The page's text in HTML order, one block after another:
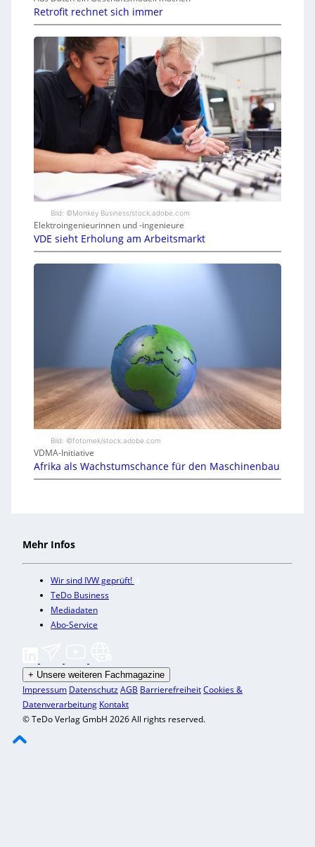
Retrofit rechnet sich immer
Bild: ©Monkey Business/stock.adobe.com
Elektroingenieurinnen und -ingenieure
VDE sieht Erholung am Arbeitsmarkt
Bild: ©fotomek/stock.adobe.com
VDMA-Initiative
Afrika als Wachstumschance für den Maschinenbau
Mehr Infos
Wir sind IVW geprüft!
TeDo Business
Mediadaten
Abo-Service
+ Unsere weiteren Fachmagazine
Impressum DatenschutzAGB BarrierefreiheitCookies &
Datenverarbeitung Kontakt
© TeDo Verlag GmbH 2026 All rights reserved.